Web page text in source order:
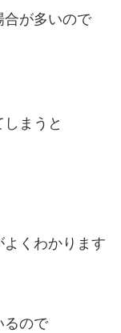
合が多いので
まうと
くわかります
るので